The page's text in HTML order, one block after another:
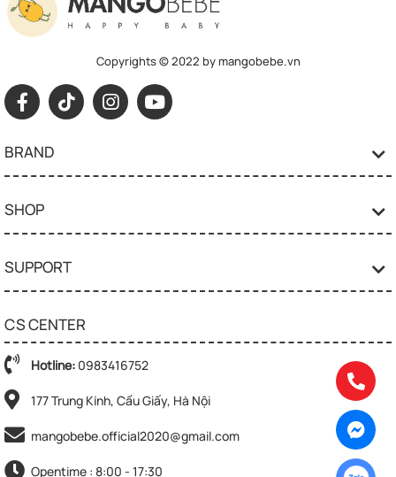
Copyrights © 2022 by mangobebe.vn
BRAND
SHOP
SUPPORT
CS CENTER
Hotline: 0983416752
177 Trung Kính, Cầu Giấy, Hà Nội
mangobebe.official2020@gmail.com
Opentime : 8:00 - 17:30